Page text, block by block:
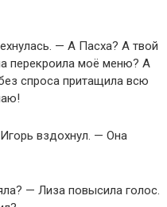
— А Пасха? А твой
перекроила моё меню? А
спроса притащила всю
вздохнул. — Она
— Лиза повысила голос.